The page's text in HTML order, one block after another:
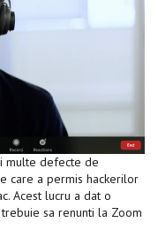
multe defecte de
care a permis hackerilor
Acest lucru a dat o
sa renunti la Zoom